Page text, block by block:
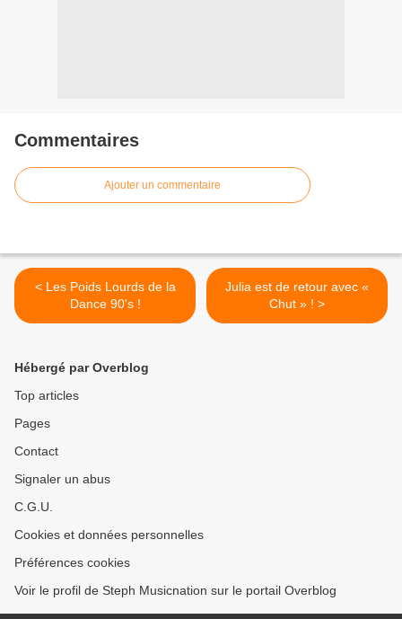
Commentaires
Ajouter un commentaire
< Les Poids Lourds de la
Dance 90's !
Julia est de retour avec «
Chut » ! >
Hébergé par Overblog
Top articles
Pages
Contact
Signaler un abus
C.G.U.
Cookies et données personnelles
Préférences cookies
Voir le profil de Steph Musicnation sur le portail Overblog